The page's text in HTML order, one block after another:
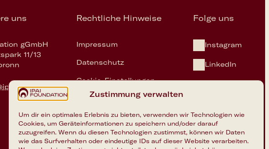
Zustimmung verwalten
Um dir ein optimales Erlebnis zu bieten, verwenden wir Technologien wie
Cookies, um Geräteinformationen zu speichern und/oder darauf
zuzugreifen. Wenn du diesen Technologien zustimmst, können wir Daten
wie das Surfverhalten oder eindeutige IDs auf dieser Website verarbeiten.
uns
gGmbH
11/13
foundation.ai
Rechtliche Hinweise
Impressum
Datenschutz
Cookie-Einstellungen
Folge uns
Instagram
LinkedIn